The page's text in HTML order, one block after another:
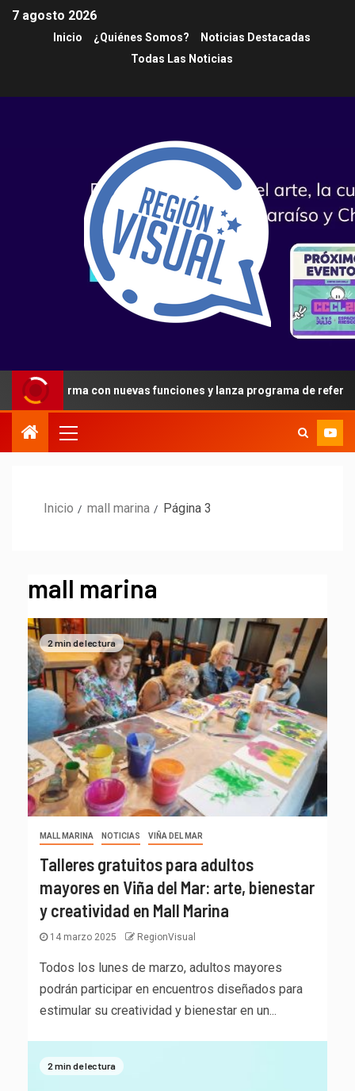
7 agosto 2026
Inicio ¿Quiénes Somos?
Noticias Destacadas
Todas Las Noticias
con nuevas funciones y lanza programa de referidos para
Inicio mall marina Página 3
mall marina
2 min de lectura
MALL MARINA NOTICIAS VIÑA DEL MAR
Talleres gratuitos para adultos
mayores en Viña del Mar: arte, bienestar
y creatividad en Mall Marina
14 marzo 2025 RegionVisual
Todos los lunes de marzo, adultos mayores
podrán participar en encuentros diseñados para
estimular su creatividad y bienestar en un...
2 min de lectura